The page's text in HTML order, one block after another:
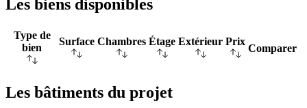
Les biens disponibles
Type de
bien
Surface Chambres Étage Extérieur Prix
Comparer
Les bâtiments du projet